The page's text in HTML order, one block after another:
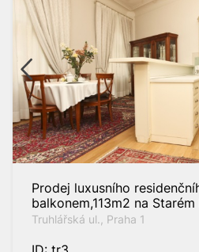
Prodej luxusního
balkonem,113m2 na
Truhlářská ul., Praha 1